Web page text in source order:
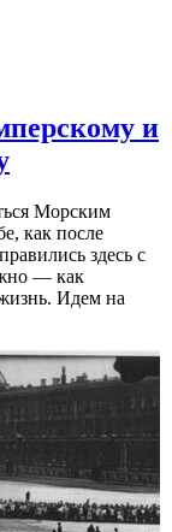
и
Морским
как после
здесь с
— как
Идем на